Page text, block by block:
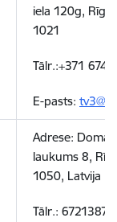
iela 120g, Rīga,
1021
Tālr.:+371
E-pasts:
Adrese: Doma
laukums 8,
1050, Latvija
Tālr.: 67213875;